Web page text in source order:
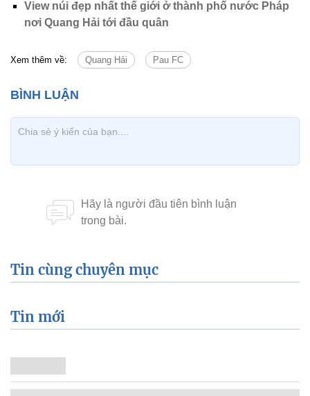
View núi đẹp nhất thế giới ở thành phố nước Pháp
nơi Quang Hải tới đầu quân
Xem thêm về: Quang Hải Pau FC
Tin cùng chuyên mục
Tin mới